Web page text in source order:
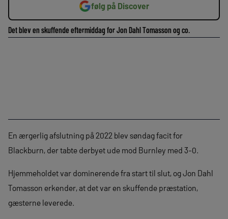
følg på Discover
Det blev en skuffende eftermiddag for Jon Dahl Tomasson og co.
En ærgerlig afslutning på 2022 blev søndag facit for
Blackburn, der tabte derbyet ude mod Burnley med 3-0.
Hjemmeholdet var dominerende fra start til slut, og Jon Dahl
Tomasson erkender, at det var en skuffende præstation,
gæsterne leverede.